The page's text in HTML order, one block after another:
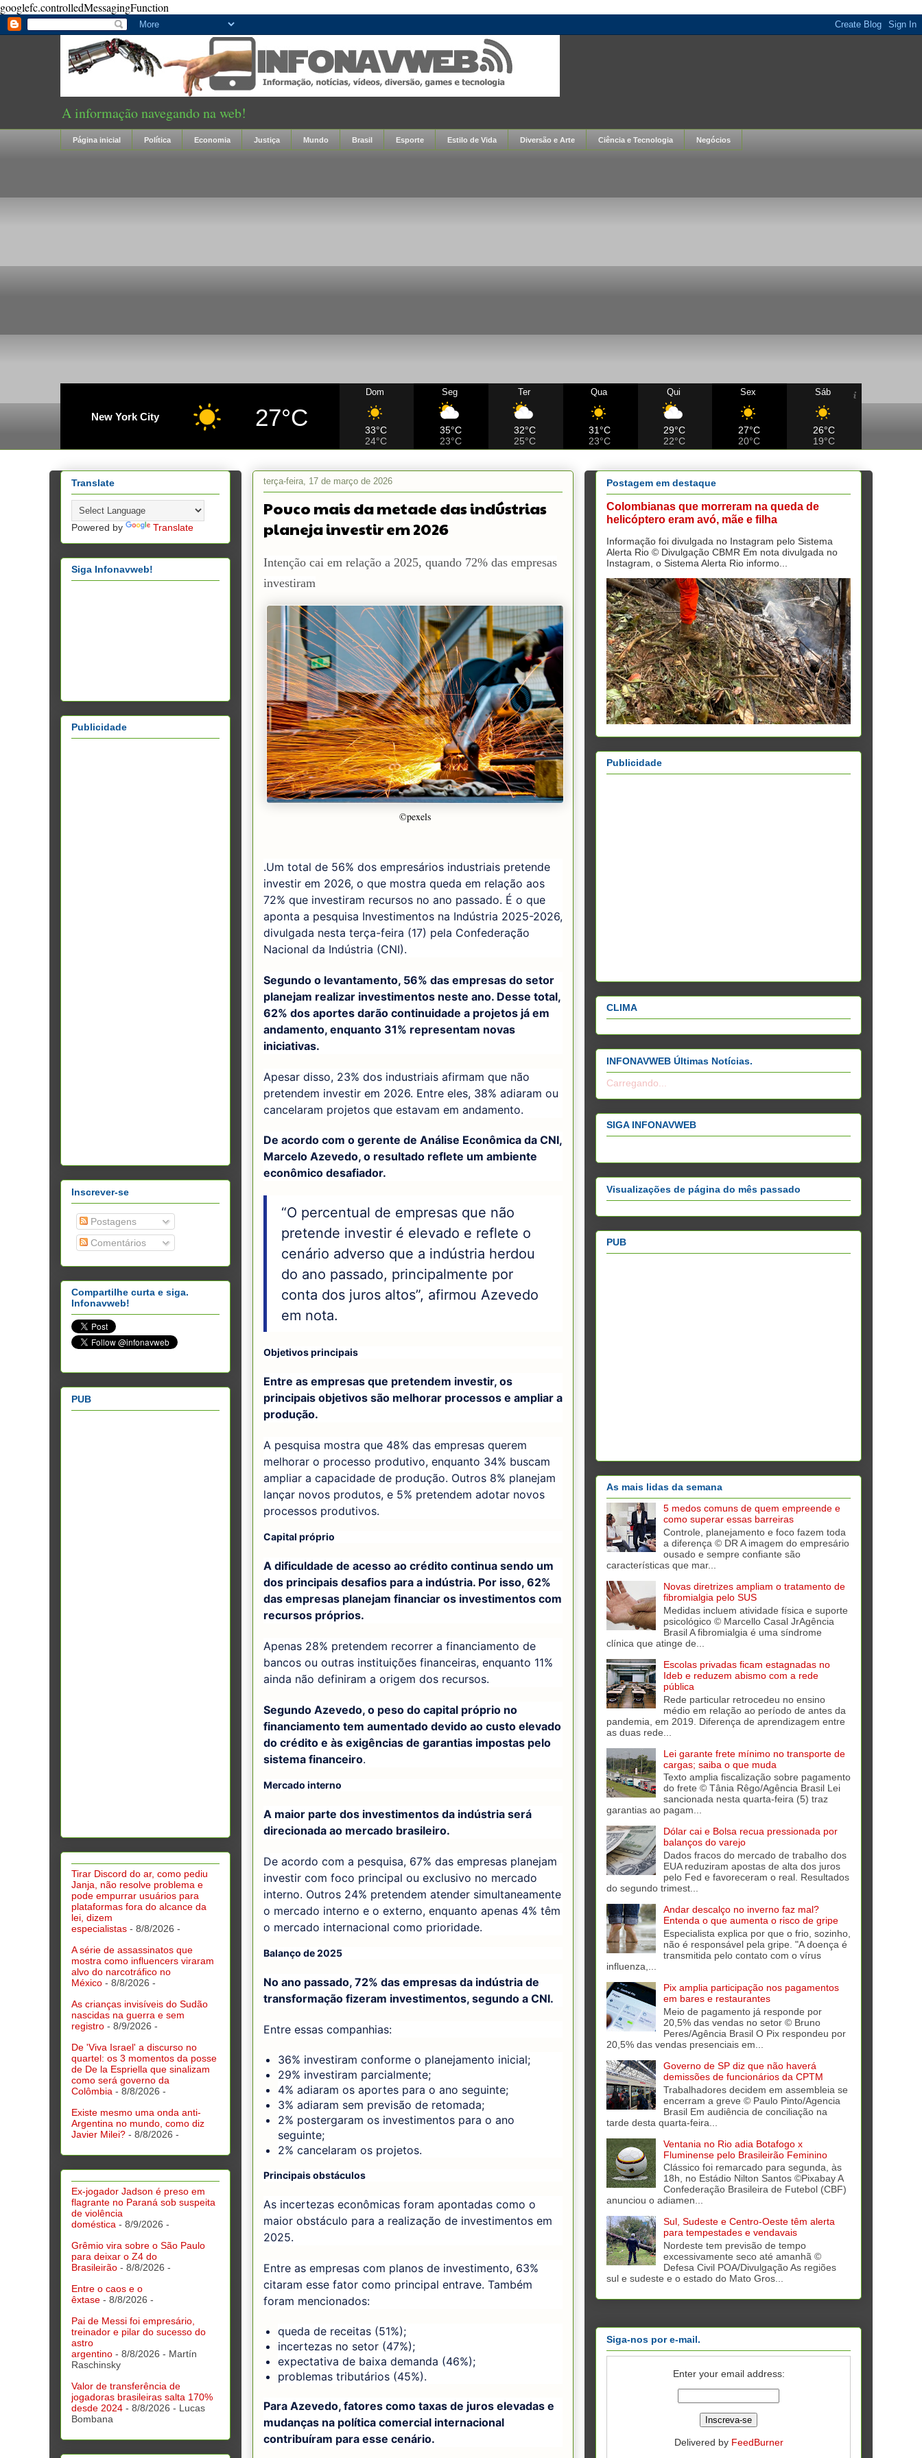
googlefc.controlledMessagingFunction
A informação navegando na web!
Página inicial Política Economia Justiça Mundo Brasil Esporte Estilo de Vida Diversão e Arte Ciência e Tecnologia Negócios
New York City 27°C
Dom
33°C
24°C
Seg
35°C
23°C
Ter
32°C
25°C
Qua
31°C
23°C
Qui
29°C
22°C
Sex
27°C
20°C
Sáb
26°C
19°C
terça-feira, 17 de março de 2026
Pouco mais da metade das indústrias
planeja investir em 2026
Intenção cai em relação a 2025, quando 72% das empresas
investiram
©pexels
.Um total de 56% dos empresários industriais pretende
investir em 2026, o que mostra queda em relação aos
72% que investiram recursos no ano passado. É o que
aponta a pesquisa Investimentos na Indústria 2025-2026,
divulgada nesta terça-feira (17) pela Confederação
Nacional da Indústria (CNI).
Segundo o levantamento, 56% das empresas do setor
planejam realizar investimentos neste ano. Desse total,
62% dos aportes darão continuidade a projetos já em
andamento, enquanto 31% representam novas
iniciativas.
Apesar disso, 23% dos industriais afirmam que não
pretendem investir em 2026. Entre eles, 38% adiaram ou
cancelaram projetos que estavam em andamento.
De acordo com o gerente de Análise Econômica da CNI,
Marcelo Azevedo, o resultado reflete um ambiente
econômico desafiador.
“O percentual de empresas que não
pretende investir é elevado e reflete o
cenário adverso que a indústria herdou
do ano passado, principalmente por
conta dos juros altos”, afirmou Azevedo
em nota.
Objetivos principais
Entre as empresas que pretendem investir, os
principais objetivos são melhorar processos e ampliar a
produção.
A pesquisa mostra que 48% das empresas querem
melhorar o processo produtivo, enquanto 34% buscam
ampliar a capacidade de produção. Outros 8% planejam
lançar novos produtos, e 5% pretendem adotar novos
processos produtivos.
Capital próprio
A dificuldade de acesso ao crédito continua sendo um
dos principais desafios para a indústria. Por isso, 62%
das empresas planejam financiar os investimentos com
recursos próprios.
Apenas 28% pretendem recorrer a financiamento de
bancos ou outras instituições financeiras, enquanto 11%
ainda não definiram a origem dos recursos.
Segundo Azevedo, o peso do capital próprio no
financiamento tem aumentado devido ao custo elevado
do crédito e às exigências de garantias impostas pelo
sistema financeiro.
Mercado interno
A maior parte dos investimentos da indústria será
direcionada ao mercado brasileiro.
De acordo com a pesquisa, 67% das empresas planejam
investir com foco principal ou exclusivo no mercado
interno. Outros 24% pretendem atender simultaneamente
o mercado interno e o externo, enquanto apenas 4% têm
o mercado internacional como prioridade.
Balanço de 2025
No ano passado, 72% das empresas da indústria de
transformação fizeram investimentos, segundo a CNI.
Entre essas companhias:
36% investiram conforme o planejamento inicial;
29% investiram parcialmente;
4% adiaram os aportes para o ano seguinte;
3% adiaram sem previsão de retomada;
2% postergaram os investimentos para o ano
seguinte;
2% cancelaram os projetos.
Principais obstáculos
As incertezas econômicas foram apontadas como o
maior obstáculo para a realização de investimentos em
2025.
Entre as empresas com planos de investimento, 63%
citaram esse fator como principal entrave. Também
foram mencionados:
queda de receitas (51%);
incertezas no setor (47%);
expectativa de baixa demanda (46%);
problemas tributários (45%).
Para Azevedo, fatores como taxas de juros elevadas e
mudanças na política comercial internacional
contribuíram para esse cenário.
Translate
Powered by Translate
Siga Infonavweb!
Publicidade
Inscrever-se
Postagens
Comentários
Compartilhe curta e siga.
Infonavweb!
PUB
Tirar Discord do ar, como pediu
Janja, não resolve problema e
pode empurrar usuários para
plataformas fora do alcance da
lei, dizem
especialistas - 8/8/2026 -
A série de assassinatos que
mostra como influencers viraram
alvo do narcotráfico no
México - 8/8/2026 -
As crianças invisíveis do Sudão
nascidas na guerra e sem
registro - 8/9/2026 -
De 'Viva Israel' a discurso no
quartel: os 3 momentos da posse
de De la Espriella que sinalizam
como será governo da
Colômbia - 8/8/2026 -
Existe mesmo uma onda anti-
Argentina no mundo, como diz
Javier Milei? - 8/8/2026 -
Ex-jogador Jadson é preso em
flagrante no Paraná sob suspeita
de violência
doméstica - 8/9/2026 -
Grêmio vira sobre o São Paulo
para deixar o Z4 do
Brasileirão - 8/8/2026 -
Entre o caos e o
êxtase - 8/8/2026 -
Pai de Messi foi empresário,
treinador e pilar do sucesso do
astro
argentino - 8/8/2026 - Martín
Raschinsky
Valor de transferência de
jogadoras brasileiras salta 170%
desde 2024 - 8/8/2026 - Lucas
Bombana
Postagem em destaque
Colombianas que morreram na queda de
helicóptero eram avó, mãe e filha
Informação foi divulgada no Instagram pelo Sistema
Alerta Rio © Divulgação CBMR Em nota divulgada no
Instagram, o Sistema Alerta Rio informo...
Publicidade
CLIMA
INFONAVWEB Últimas Notícias.
Carregando...
SIGA INFONAVWEB
Visualizações de página do mês passado
PUB
As mais lidas da semana
5 medos comuns de quem empreende e
como superar essas barreiras
Controle, planejamento e foco fazem toda
a diferença © DR A imagem do empresário
ousado e sempre confiante são
características que mar...
Novas diretrizes ampliam o tratamento de
fibromialgia pelo SUS
Medidas incluem atividade física e suporte
psicológico © Marcello Casal JrAgência
Brasil A fibromialgia é uma síndrome
clínica que atinge de...
Escolas privadas ficam estagnadas no
Ideb e reduzem abismo com a rede
pública
Rede particular retrocedeu no ensino
médio em relação ao período de antes da
pandemia, em 2019. Diferença de aprendizagem entre
as duas rede...
Lei garante frete mínimo no transporte de
cargas; saiba o que muda
Texto amplia fiscalização sobre pagamento
do frete © Tânia Rêgo/Agência Brasil Lei
sancionada nesta quarta-feira (5) traz
garantias ao pagam...
Dólar cai e Bolsa recua pressionada por
balanços do varejo
Dados fracos do mercado de trabalho dos
EUA reduziram apostas de alta dos juros
pelo Fed e favoreceram o real. Resultados
do segundo trimest...
Andar descalço no inverno faz mal?
Entenda o que aumenta o risco de gripe
Especialista explica por que o frio, sozinho,
não é responsável pela gripe. "A doença é
transmitida pelo contato com o vírus
influenza,...
Pix amplia participação nos pagamentos
em bares e restaurantes
Meio de pagamento já responde por
20,5% das vendas no setor © Bruno
Peres/Agência Brasil O Pix respondeu por
20,5% das vendas presenciais em...
Governo de SP diz que não haverá
demissões de funcionários da CPTM
Trabalhadores decidem em assembleia se
encerram a greve © Paulo Pinto/Agencia
Brasil Em audiência de conciliação na
tarde desta quarta-feira...
Ventania no Rio adia Botafogo x
Fluminense pelo Brasileirão Feminino
Clássico foi remarcado para segunda, às
18h, no Estádio Nilton Santos ©Pixabay A
Confederação Brasileira de Futebol (CBF)
anunciou o adiamen...
Sul, Sudeste e Centro-Oeste têm alerta
para tempestades e vendavais
Nordeste tem previsão de tempo
excessivamente seco até amanhã ©
Defesa Civil POA/Divulgação As regiões
sul e sudeste e o estado do Mato Gros...
Siga-nos por e-mail.
Enter your email address:
Delivered by FeedBurner